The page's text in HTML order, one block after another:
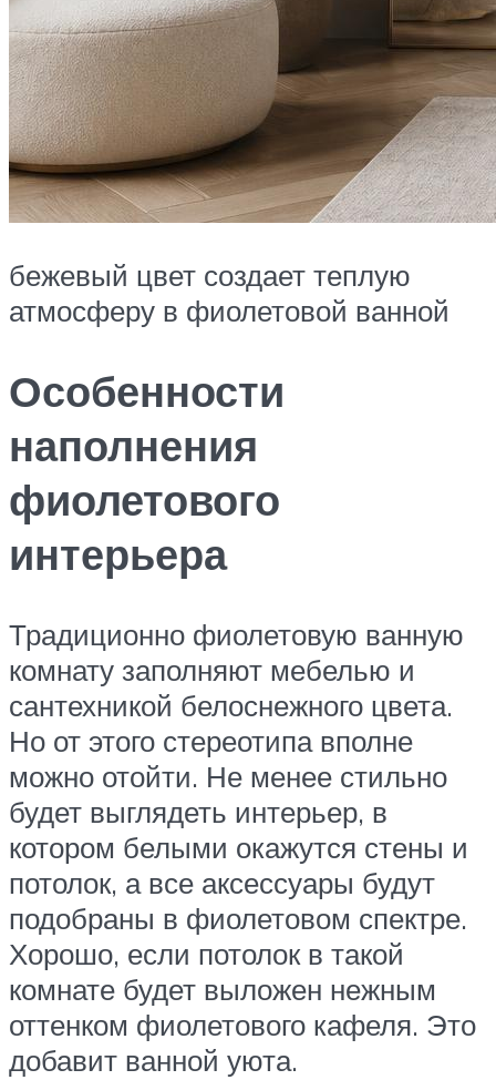
бежевый цвет создает теплую
атмосферу в фиолетовой ванной
Особенности
наполнения
фиолетового
интерьера
Традиционно фиолетовую ванную
комнату заполняют мебелью и
сантехникой белоснежного цвета.
Но от этого стереотипа вполне
можно отойти. Не менее стильно
будет выглядеть интерьер, в
котором белыми окажутся стены и
потолок, а все аксессуары будут
подобраны в фиолетовом спектре.
Хорошо, если потолок в такой
комнате будет выложен нежным
оттенком фиолетового кафеля. Это
добавит ванной уюта.